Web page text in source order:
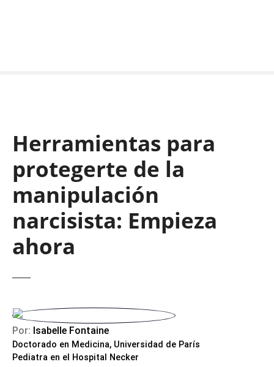
Herramientas para
protegerte de la
manipulación
narcisista: Empieza
ahora
Por: Isabelle Fontaine
Doctorado en Medicina, Universidad de París
Pediatra en el Hospital Necker